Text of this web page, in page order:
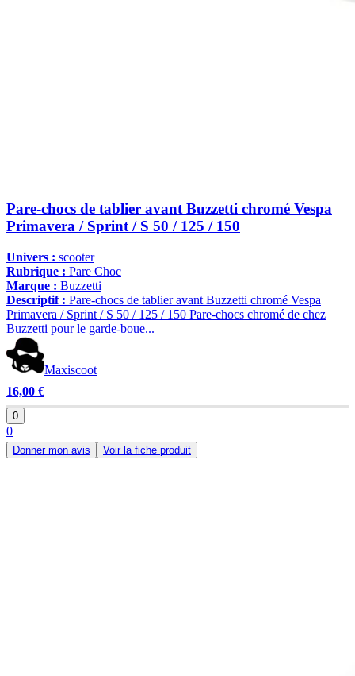
Pare-chocs de tablier avant Buzzetti chromé Vespa
Primavera / Sprint / S 50 / 125 / 150
Univers : scooter
Rubrique : Pare Choc
Marque : Buzzetti
Descriptif : Pare-chocs de tablier avant Buzzetti chromé Vespa
Primavera / Sprint / S 50 / 125 / 150 Pare-chocs chromé de chez
Buzzetti pour le garde-boue...
Maxiscoot
16,00 €
0
0
Donner mon avis Voir la fiche produit